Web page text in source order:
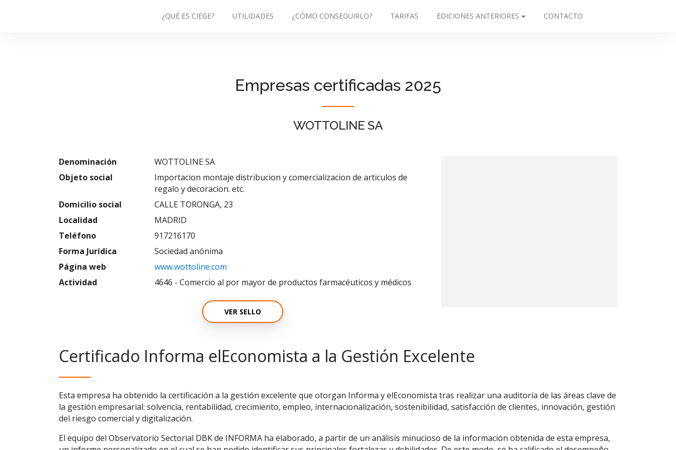
¿QUÉ ES CIEGE? UTILIDADES ¿CÓMO CONSEGUIRLO? TARIFAS EDICIONES ANTERIORES CONTACTO
Empresas certificadas 2025
WOTTOLINE SA
Denominación
WOTTOLINE SA
Objeto social
Importacion montaje distribucion y comercializacion de articulos de
regalo y decoracion. etc.
Domicilio social
CALLE TORONGA, 23
Localidad
MADRID
Teléfono
917216170
Forma Jurídica
Sociedad anónima
Página web
www.wottoline.com
Actividad
4646 - Comercio al por mayor de productos farmacéuticos y médicos
VER SELLO
Certificado Informa elEconomista a la Gestión Excelente
Esta empresa ha obtenido la certificación a la gestión excelente que otorgan Informa y elEconomista tras realizar una auditoría de las áreas clave de
la gestión empresarial: solvencia, rentabilidad, crecimiento, empleo, internacionalización, sostenibilidad, satisfacción de clientes, innovación, gestión
del riesgo comercial y digitalización.
El equipo del Observatorio Sectorial DBK de INFORMA ha elaborado, a partir de un análisis minucioso de la información obtenida de esta empresa,